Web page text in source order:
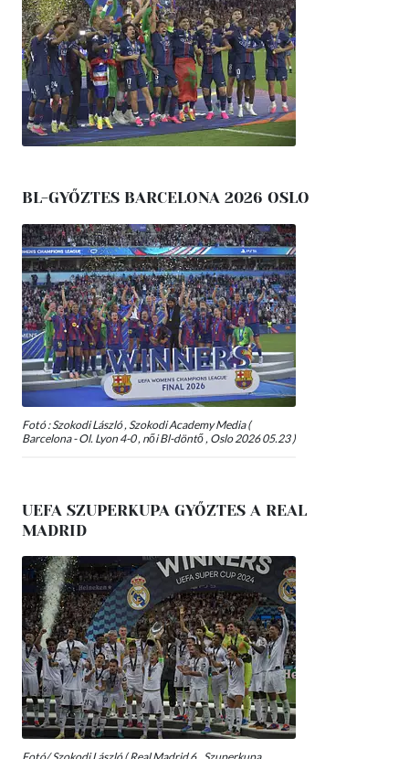
BL-GYŐZTES BARCELONA 2026 OSLO
Fotó : Szokodi László , Szokodi Academy Media (
Barcelona - Ol. Lyon 4-0 , női Bl-döntő , Oslo 2026 05.23 )
UEFA SZUPERKUPA GYŐZTES A REAL
MADRID